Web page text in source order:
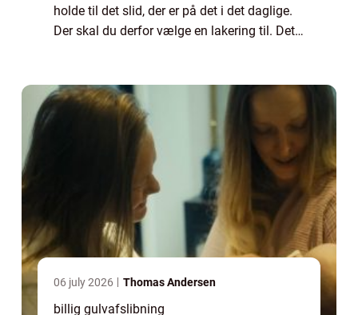
holde til det slid, der er på det i det daglige.
Der skal du derfor vælge en lakering til. Det
06 july 2026 Thomas Andersen
billig gulvafslibning